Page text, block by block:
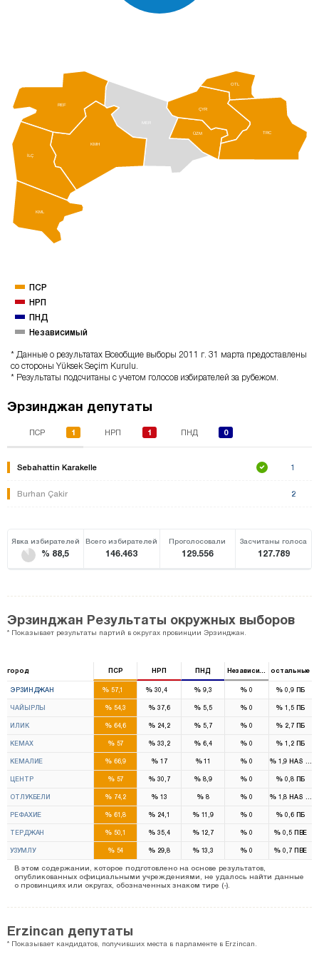
KMH
REF
İLÇ
KML
ÜZM
ÇYR
OTL
TRC
ПСР
НРП
ПНД
Независимый
* Данные о результатах Всеобщие выборы 2011 г. 31 марта предоставлены
со стороны Yüksek Seçim Kurulu.
* Результаты подсчитаны с учетом голосов избирателей за рубежом.
Эрзинджан депутаты
ПСР 1 НРП 1 ПНД 0
Sebahattin Karakelle 1
Burhan Çakir 2
Явка избирателей
% 88,5
Всего избирателей
146.463
Проголосовали
129.556
Засчитаны голоса
127.789
Эрзинджан Результаты окружных выборов
* Показывает результаты партий в округах провинции Эрзинджан.
город ПСР НРП ПНД Независимыйостальные
ЭРЗИНДЖАН %57,1
1
% 30,4
1
% 9,3 % 0 % 0,9 ПБ
ЧАЙЫРЛЫ %54,3 % 37,6 % 5,5 % 0 % 1,5 ПБ
ИЛИК %64,6 % 24,2 % 5,7 % 0 % 2,7 ПБ
КЕМАХ %57 % 33,2 % 6,4 % 0 % 1,2 ПБ
КЕМАЛИЕ %66,9 % 17 %11 % 0 %1,9HAS
ЦЕНТР %57 % 30,7 % 8,9 % 0 % 0,8 ПБ
ОТЛУКБЕЛИ %74,2 % 13 %8 % 0 %1,8HAS
РЕФАХИЕ %61,8 % 24,1 %11,9 % 0 % 0,6 ПБ
ТЕРДЖАН %50,1 % 35,4 %12,7 % 0 % 0,5 ПВЕ
УЗУМЛУ %54 % 29,8 %13,3 % 0 % 0,7 ПВЕ
В этом содержании, которое подготовлено на основе результатов,
опубликованных официальными учреждениями, не удалось найти данные
о провинциях или округах, обозначенных знаком тире (-).
Erzincan депутаты
* Показывает кандидатов, получивших места в парламенте в Erzincan.